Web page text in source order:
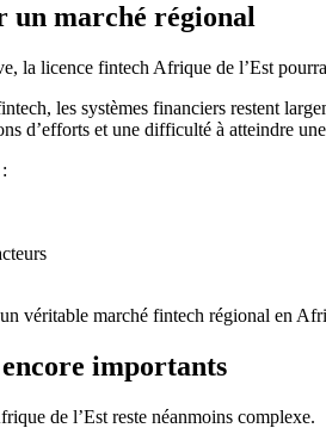
marché régional
la licence fintech Afrique de l’Est
les systèmes financiers restent
d’efforts et une difficulté à atteindre
véritable marché fintech régional en
importants
de l’Est reste néanmoins complexe.